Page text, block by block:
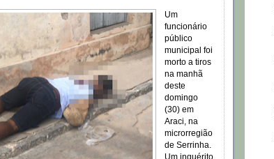
Um
funcionário
público
municipal foi
morto a tiros
na manhã
deste
domingo
(30) em
Araci, na
microrregião
de Serrinha.